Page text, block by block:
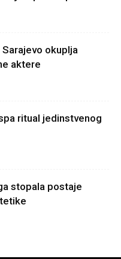
okuplja
aktere
ritual jedinstvenog
stopala postaje